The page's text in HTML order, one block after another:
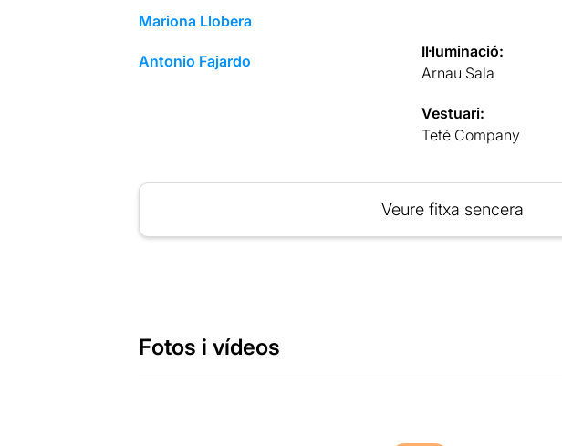
Mariona Llobera
Antonio Fajardo
Il·luminació:
Arnau Sala
Vestuari:
Teté Company
Veure fitxa sencera
Fotos i vídeos